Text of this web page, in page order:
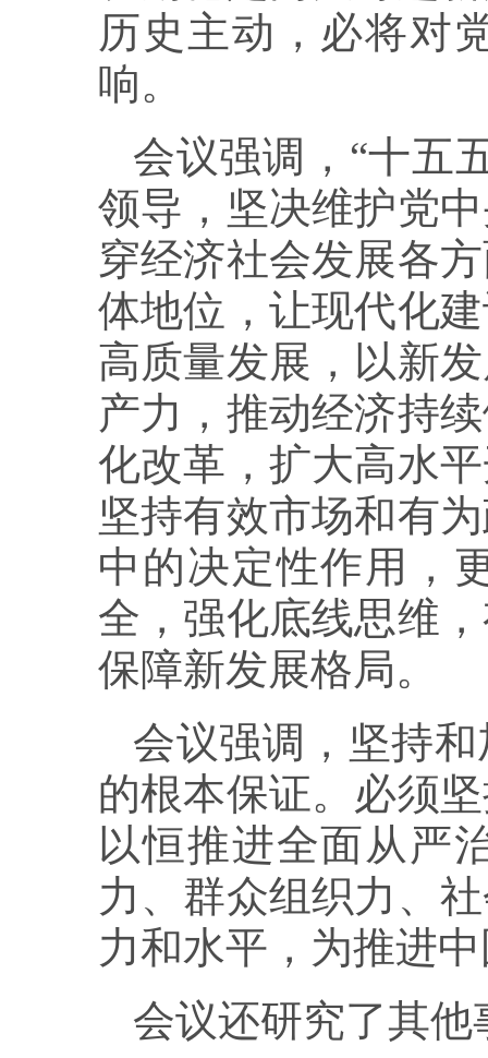
历史主动，必将对
响。
会议强调，“十五
领导，坚决维护党
穿经济社会发展各
体地位，让现代化
高质量发展，以新
产力，推动经济持
化改革，扩大高水
坚持有效市场和有
中的决定性作用，
全，强化底线思维
保障新发展格局。
会议强调，坚持
的根本保证。必须
以恒推进全面从严
力、群众组织力、
力和水平，为推进
会议还研究了其他